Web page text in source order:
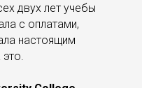
двух лет учебы
с оплатами,
настоящим